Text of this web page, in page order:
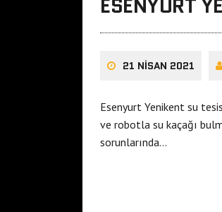
21 NISAN 2021
Esenyurt Yenikent su
ve robotla su kaçağı
sorunlarında…